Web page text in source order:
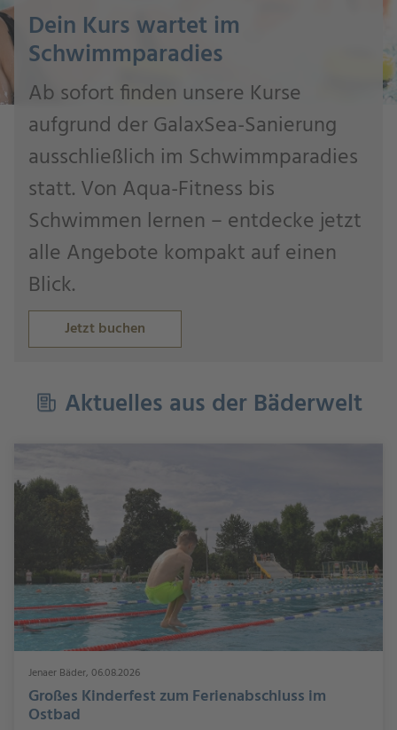
Dein Kurs wartet im
Schwimmparadies
Ab sofort finden unsere Kurse
aufgrund der GalaxSea-Sanierung
ausschließlich im Schwimmparadies
statt. Von Aqua-Fitness bis
Schwimmen lernen – entdecke jetzt
alle Angebote kompakt auf einen
Blick.
Jetzt buchen
Aktuelles aus der Bäderwelt
Jenaer Bäder, 06.08.2026
Großes Kinderfest zum Ferienabschluss im
Ostbad